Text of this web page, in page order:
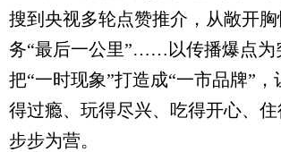
搜到央视多轮点赞推介，从敞开
务“最后一公里”……以传播爆点为
把“一时现象”打造成“一市品牌”
得过瘾、玩得尽兴、吃得开心、
步步为营。